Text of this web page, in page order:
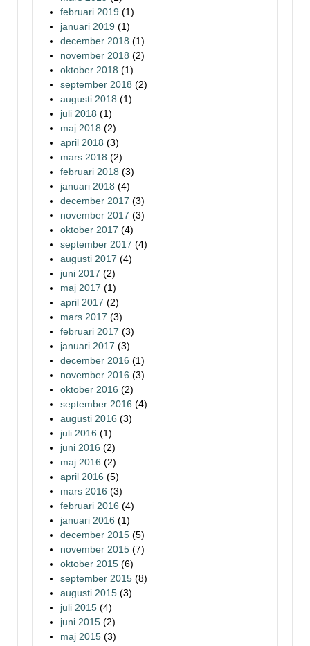
februari 2019 (1)
januari 2019 (1)
december 2018 (1)
november 2018 (2)
oktober 2018 (1)
september 2018 (2)
augusti 2018 (1)
juli 2018 (1)
maj 2018 (2)
april 2018 (3)
mars 2018 (2)
februari 2018 (3)
januari 2018 (4)
december 2017 (3)
november 2017 (3)
oktober 2017 (4)
september 2017 (4)
augusti 2017 (4)
juni 2017 (2)
maj 2017 (1)
april 2017 (2)
mars 2017 (3)
februari 2017 (3)
januari 2017 (3)
december 2016 (1)
november 2016 (3)
oktober 2016 (2)
september 2016 (4)
augusti 2016 (3)
juli 2016 (1)
juni 2016 (2)
maj 2016 (2)
april 2016 (5)
mars 2016 (3)
februari 2016 (4)
januari 2016 (1)
december 2015 (5)
november 2015 (7)
oktober 2015 (6)
september 2015 (8)
augusti 2015 (3)
juli 2015 (4)
juni 2015 (2)
maj 2015 (3)